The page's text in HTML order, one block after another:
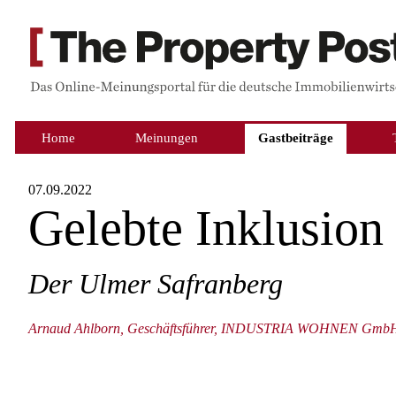
Home Meinungen Gastbeiträge
07.09.2022
Gelebte Inklusion
Der Ulmer Safranberg
Arnaud Ahlborn, Geschäftsführer, INDUSTRIA WOHNEN